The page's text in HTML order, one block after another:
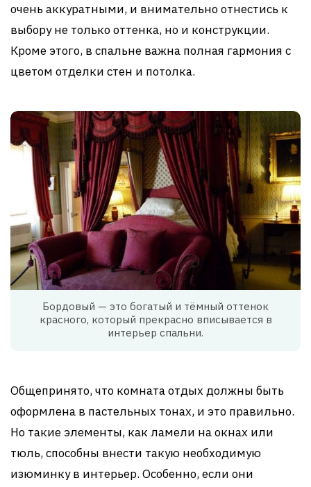
очень аккуратными, и внимательно отнестись к
выбору не только оттенка, но и конструкции.
Кроме этого, в спальне важна полная гармония с
цветом отделки стен и потолка.
Бордовый — это богатый и тёмный оттенок
красного, который прекрасно вписывается в
интерьер спальни.
Общепринято, что комната отдых должны быть
оформлена в пастельных тонах, и это правильно.
Но такие элементы, как ламели на окнах или
тюль, способны внести такую необходимую
изюминку в интерьер. Особенно, если они